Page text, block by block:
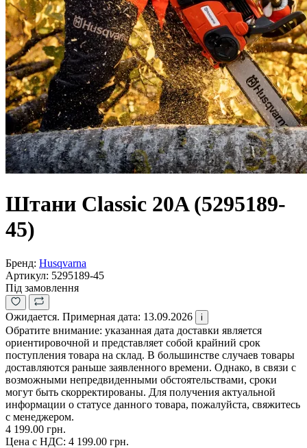
Штани Classic 20A (5295189-
45)
Бренд: Husqvarna
Артикул: 5295189-45
Під замовлення
Ожидается. Примерная дата: 13.09.2026 i
Обратите внимание: указанная дата доставки является
ориентировочной и представляет собой крайний срок
поступления товара на склад. В большинстве случаев товары
доставляются раньше заявленного времени. Однако, в связи с
возможными непредвиденными обстоятельствами, сроки
могут быть скорректированы. Для получения актуальной
информации о статусе данного товара, пожалуйста, свяжитесь
с менеджером.
4 199.00 грн.
Цена с НДС: 4 199.00 грн.